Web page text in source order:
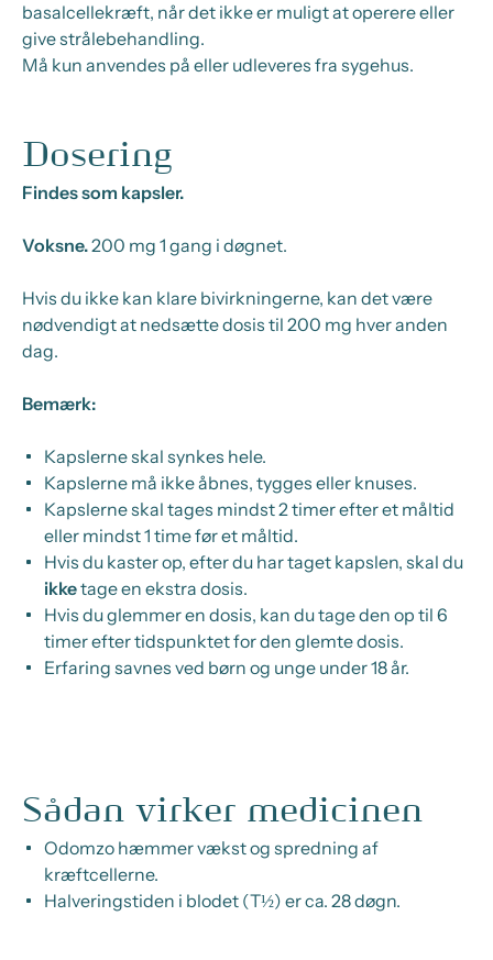
basalcellekræft, når det ikke er muligt at operere eller
give strålebehandling.
Må kun anvendes på eller udleveres fra sygehus.
Dosering
Findes som kapsler.
Voksne.200 mg 1 gang i døgnet.
Hvis du ikke kan klare bivirkningerne, kan det være
nødvendigt at nedsætte dosis til 200 mg hver anden
dag.
Bemærk:
Kapslerne skal synkes hele.
Kapslerne må ikke åbnes, tygges eller knuses.
Kapslerne skal tages mindst 2 timer efter et måltid
eller mindst 1 time før et måltid.
Hvis du kaster op, efter du har taget kapslen, skal du
ikketage en ekstra dosis.
Hvis du glemmer en dosis, kan du tage den op til 6
timer efter tidspunktet for den glemte dosis.
Erfaring savnes ved børn og unge under 18 år.
Sådan virker medicinen
Odomzo hæmmer vækst og spredning af
kræftcellerne.
Halveringstiden i blodet (T½) er ca. 28 døgn.